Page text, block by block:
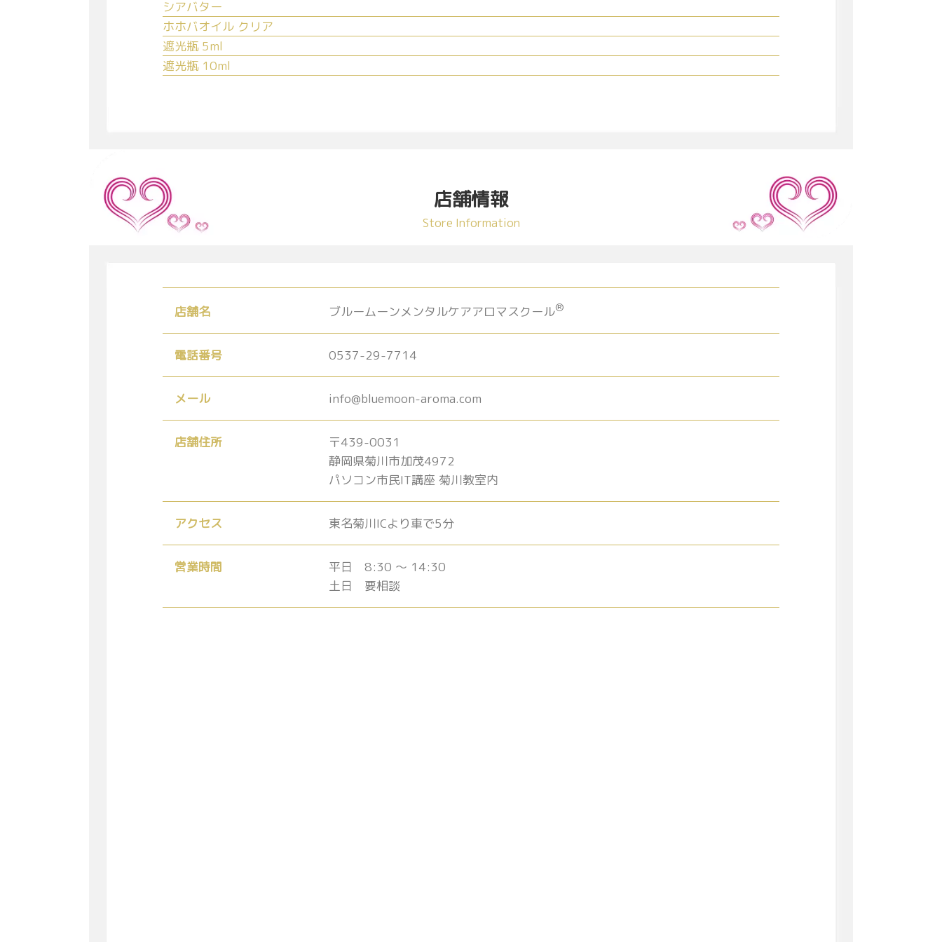
シアバター
ホホバオイル クリア
遮光瓶 5ml
遮光瓶 10ml
店舗情報
Store Information
店舗名 ブルームーンメンタルケアアロマスクール®
電話番号 0537-29-7714
メール info@bluemoon-aroma.com
店舗住所
〒439-0031
静岡県菊川市加茂4972
パソコン市民IT講座 菊川教室内
アクセス 東名菊川ICより車で5分
営業時間
平日 8:30 ～ 14:30
土日 要相談